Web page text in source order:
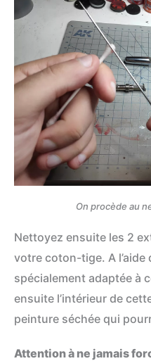
On procède au
Nettoyez ensuite les 2
votre coton-tige. A l’aide
spécialement adaptée à
ensuite l’intérieur de
peinture séchée qui
Attention à ne jamais